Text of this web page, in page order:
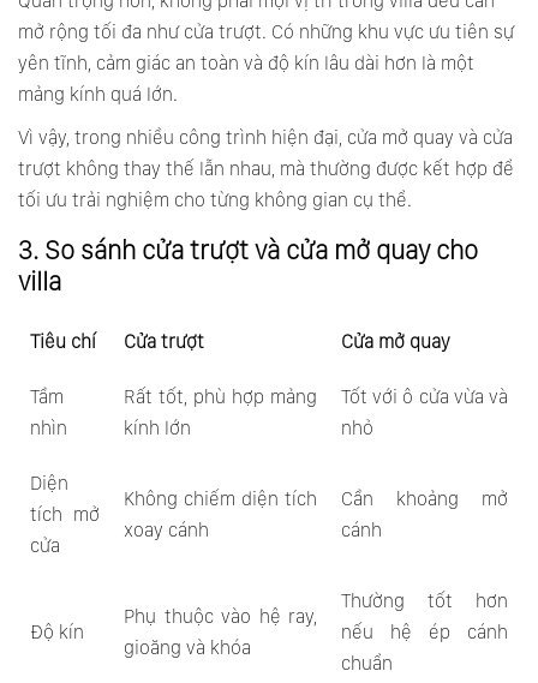
mở rộng tối đa như cửa trượt. Có những khu vực ưu tiên sự
yên tĩnh, cảm giác an toàn và độ kín lâu dài hơn là một
mảng kính quá lớn.
Vì vậy, trong nhiều công trình hiện đại, cửa mở quay và cửa
trượt không thay thế lẫn nhau, mà thường được kết hợp để
tối ưu trải nghiệm cho từng không gian cụ thể.
3. So sánh cửa trượt và cửa mở quay cho
villa
Tiêu chí Cửa trượt Cửa mở quay
Tầm
nhìn
Rất tốt, phù hợp mảng
kính lớn
Tốt với ô cửa vừa và
nhỏ
Diện
tích mở
cửa
Không chiếm diện tích
xoay cánh
Cần khoảng mở
cánh
Độ kín
Phụ thuộc vào hệ ray,
gioăng và khóa
Thường tốt hơn
nếu hệ ép cánh
chuẩn